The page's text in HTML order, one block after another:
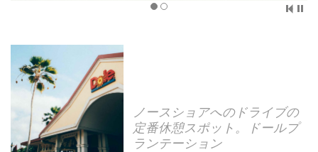
ノースショアへのドライブの
定番休憩スポット。ドールプ
ランテーション